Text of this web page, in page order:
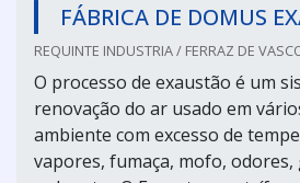
FÁBRICA DE DOMUS
REQUINTE INDUSTRIA / FERRAZ DE
O processo de exaustão é um
renovação do ar usado em
ambiente com excesso de
vapores, fumaça, mofo,